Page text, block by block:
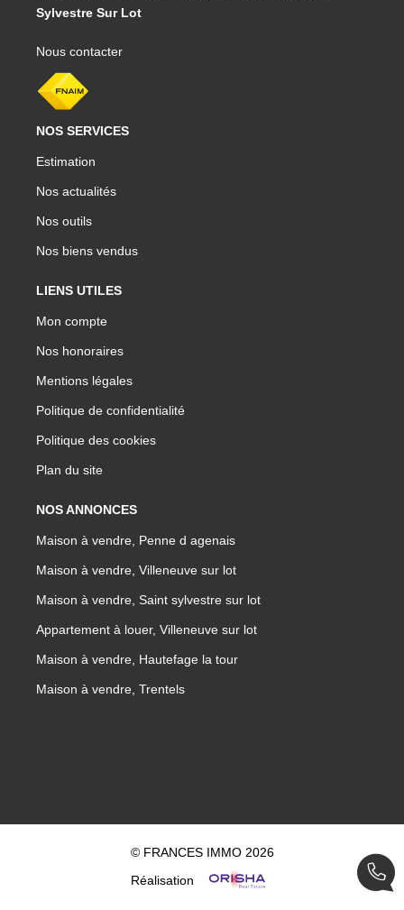
Sylvestre Sur Lot
Nous contacter
NOS SERVICES
Estimation
Nos actualités
Nos outils
Nos biens vendus
LIENS UTILES
Mon compte
Nos honoraires
Mentions légales
Politique de confidentialité
Politique des cookies
Plan du site
NOS ANNONCES
Maison à vendre, Penne d agenais
Maison à vendre, Villeneuve sur lot
Maison à vendre, Saint sylvestre sur lot
Appartement à louer, Villeneuve sur lot
Maison à vendre, Hautefage la tour
Maison à vendre, Trentels
© FRANCES IMMO 2026
Réalisation